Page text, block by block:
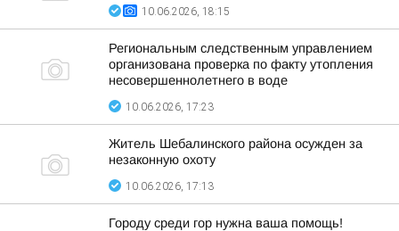
10.06.2026, 18:15
Региональным следственным управлением
организована проверка по факту утопления
несовершеннолетнего в воде
10.06.2026, 17:23
Житель Шебалинского района осужден за
незаконную охоту
10.06.2026, 17:13
Городу среди гор нужна ваша помощь!